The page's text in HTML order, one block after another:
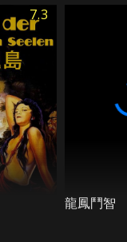
7.3
龍鳳鬥智